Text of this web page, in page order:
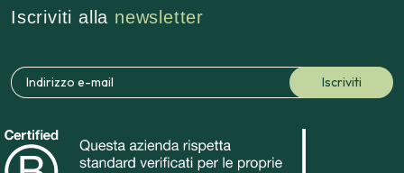
Iscriviti alla newsletter